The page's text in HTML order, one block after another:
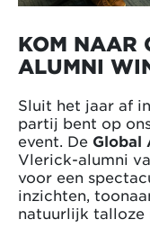
KOM NAAR
ALUMNI
Sluit het jaar af
partij bent op
event. De Global
Vlerick-alumni
voor een
inzichten,
natuurlijk talloze